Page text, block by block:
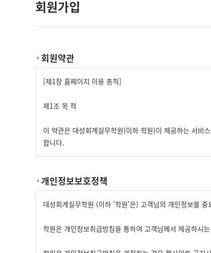
회원가입
회원약관
[제1장 홈페이지 이용 총칙]
제1조 목 적
이 약관은 대성회계실무학원(이하 학원)이 제공하는 서비
합니다.
제3조 (약관 외 준칙)
개인정보보호정책
대성회계실무학원 (이하 '학원'은) 고객님의 개인정보를
학원은 개인정보취급방침을 통하여 고객님께서 제공하시